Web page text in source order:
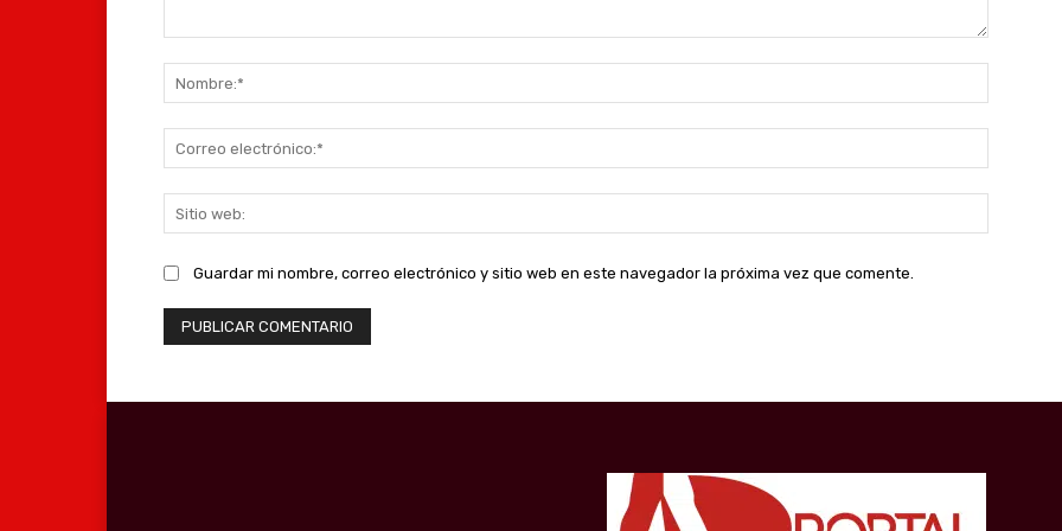
web:
Guardar mi nombre, correo electrónico y sitio web en este navegador la próxima vez que comente.